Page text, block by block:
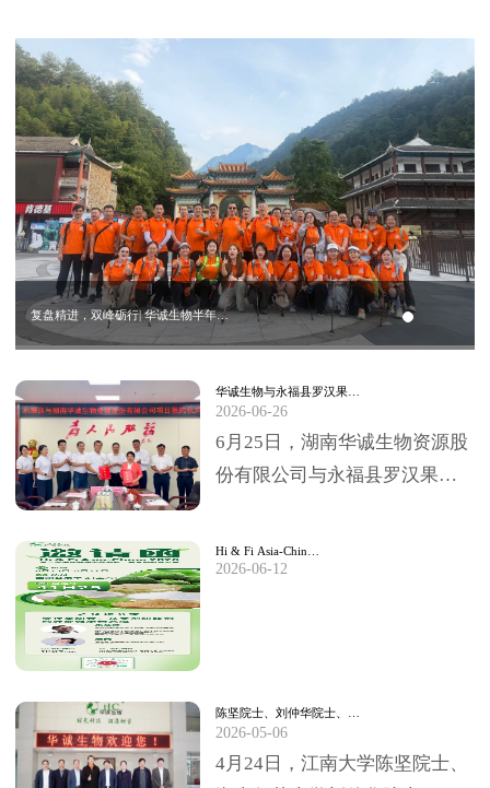
复盘精进，双峰砺行| 华诚生物半年…
华诚生物与永福县罗汉果…
2026-06-26
6月25日，湖南华诚生物资源股
份有限公司与永福县罗汉果深
举行。永福县委书…
Hi & Fi Asia-Chin…
2026-06-12
陈坚院士、刘仲华院士、…
2026-05-06
4月24日，江南大学陈坚院士、